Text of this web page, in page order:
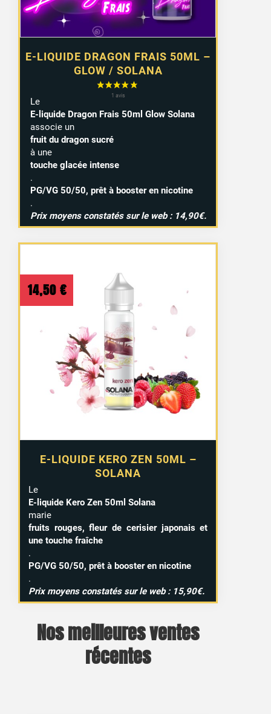
1 avis
E-LIQUIDE DRAGON FRAIS 50ML –
GLOW / SOLANA
Le
E-liquide Dragon Frais 50ml Glow Solana
associe un
fruit du dragon sucré
à une
touche glacée intense
.
PG/VG 50/50, prêt à booster en nicotine
.
Prix moyens constatés sur le web : 14,90€.
E-LIQUIDE KERO ZEN 50ML –
SOLANA
14,50 €
Le
E-liquide Kero Zen 50ml Solana
marie
fruits rouges, fleur de cerisier japonais et
une touche fraîche
.
PG/VG 50/50, prêt à booster en nicotine
.
Prix moyens constatés sur le web : 15,90€.
Nos meilleures ventes
récentes